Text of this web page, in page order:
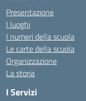
Presentazione
I luoghi
I numeri della scuola
Le carte della scuola
Organizzazione
La storia
I Servizi